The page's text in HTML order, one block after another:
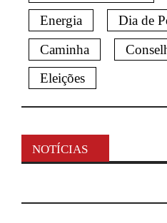
Energia
Dia de
Caminha
Eleições
NOTÍCIAS